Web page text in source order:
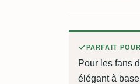
PARFAIT POUR
Pour les fans
élégant à